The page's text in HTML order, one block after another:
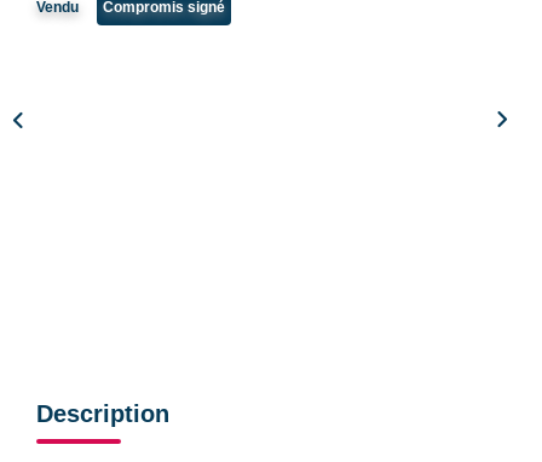
CONTACT
Vendu Compromis signé
Description